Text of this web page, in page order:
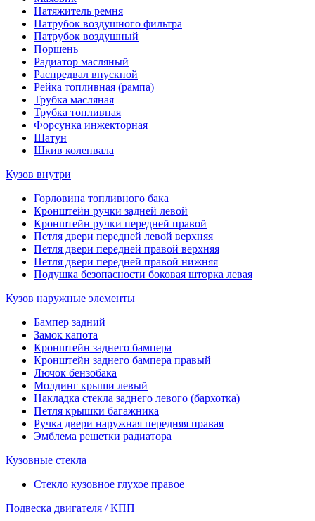
Натяжитель ремня
Патрубок воздушного фильтра
Патрубок воздушный
Поршень
Радиатор масляный
Распредвал впускной
Рейка топливная (рампа)
Трубка масляная
Трубка топливная
Форсунка инжекторная
Шатун
Шкив коленвала
Кузов внутри
Горловина топливного бака
Кронштейн ручки задней левой
Кронштейн ручки передней правой
Петля двери передней левой верхняя
Петля двери передней правой верхняя
Петля двери передней правой нижняя
Подушка безопасности боковая шторка левая
Кузов наружные элементы
Бампер задний
Замок капота
Кронштейн заднего бампера
Кронштейн заднего бампера правый
Лючок бензобака
Молдинг крыши левый
Накладка стекла заднего левого (бархотка)
Петля крышки багажника
Ручка двери наружная передняя правая
Эмблема решетки радиатора
Кузовные стекла
Стекло кузовное глухое правое
Подвеска двигателя / КПП